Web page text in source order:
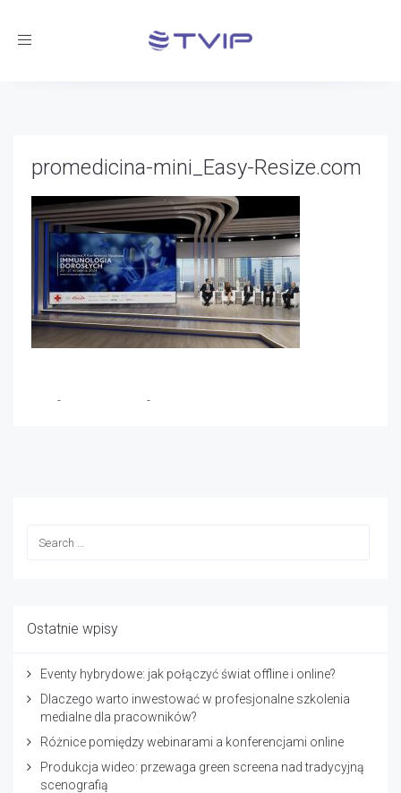
Toggle
promedicina-mini_Easy-Resize.com
- -
Ostatnie wpisy
Eventy hybrydowe: jak połączyć świat offline i online?
Dlaczego warto inwestować w profesjonalne szkolenia
medialne dla pracowników?
Różnice pomiędzy webinarami a konferencjami online
Produkcja wideo: przewaga green screena nad tradycyjną
scenografią